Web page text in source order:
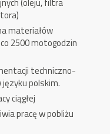
materiałów
2500 motogodzin
techniczno-
polskim.
ciągłej
pracę w pobliżu